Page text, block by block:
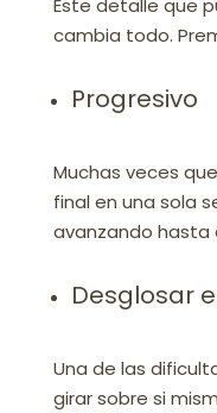
Este detalle que
cambia todo.
Progresivo
Muchas veces
final en una sola
avanzando hasta
Desglosar
Una de las
girar sobre si